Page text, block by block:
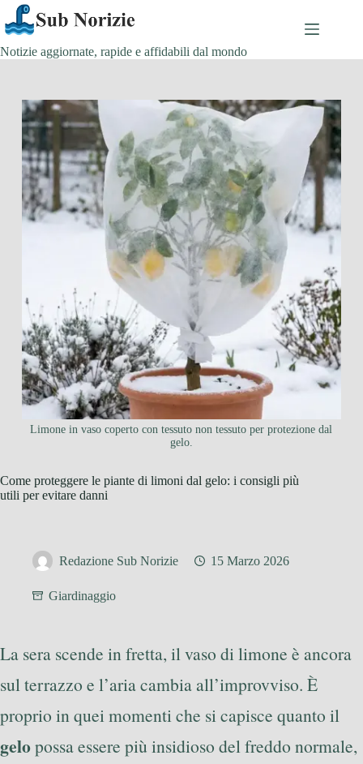
Salta
al
contenuto
Notizie aggiornate, rapide e affidabili dal mondo
Limone in vaso coperto con tessuto non tessuto per protezione dal
gelo.
Come proteggere le piante di limoni dal gelo: i consigli più
utili per evitare danni
Redazione Sub Norizie 15 Marzo 2026
Giardinaggio
La sera scende in fretta, il vaso di limone è ancora
sul terrazzo e l’aria cambia all’improvviso. È
proprio in quei momenti che si capisce quanto il
gelopossa essere più insidioso del freddo normale,